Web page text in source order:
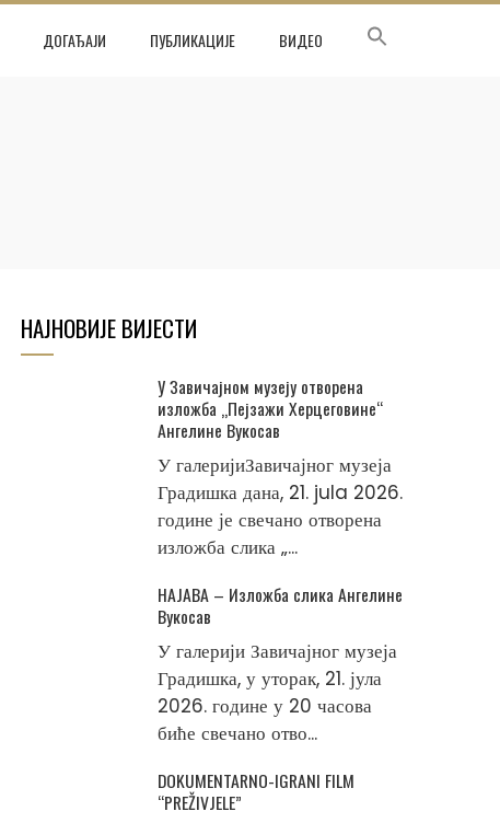
ДОГАЂАЈИ ПУБЛИКАЦИЈЕ ВИДЕО
НАЈНОВИЈЕ ВИЈЕСТИ
У Завичајном музеју отворена
изложба „Пејзажи Херцеговине“
Ангелине Вукосав
У галеријиЗавичајног музеја
Градишка дана, 21. jula 2026.
године је свечано отворена
изложба слика „...
НАЈАВА – Изложба слика Ангелине
Вукосав
У галерији Завичајног музеја
Градишка, у уторак, 21. јула
2026. године у 20 часова
биће свечано отво...
DOKUMENTARNO-IGRANI FILM
“PREŽIVJELE”